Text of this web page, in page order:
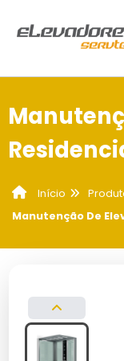
Início
Manutenção De